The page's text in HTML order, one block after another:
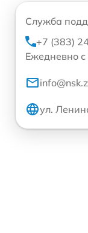
Служба
+7 (383)
Ежедневно
ул.